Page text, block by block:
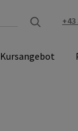
+43
Kursangebot